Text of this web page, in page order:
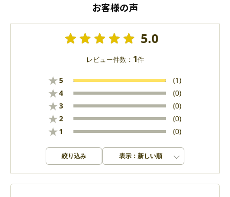
お客様の声
5.0
レビュー件数： 1件
★5 (1)
★4 (0)
★3 (0)
★2 (0)
★ 1 (0)
絞り込み 表示：新しい順